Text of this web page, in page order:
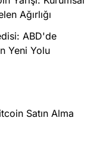
Ağırlığı
ABD'de
Yeni Yolu
Satın Alma